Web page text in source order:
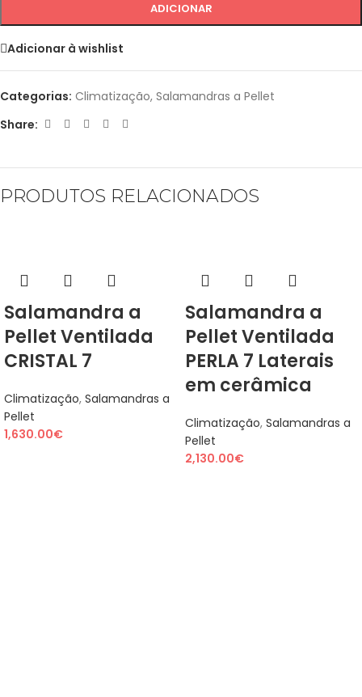
ADICIONAR
Adicionar à wishlist
Categorias: Climatização, Salamandras a Pellet
Share:
PRODUTOS RELACIONADOS
Salamandra a
Pellet Ventilada
CRISTAL 7
Climatização, Salamandras a
Pellet
1,630.00€
Salamandra a
Pellet Ventilada
PERLA 7 Laterais
em cerâmica
Climatização, Salamandras a
Pellet
2,130.00€